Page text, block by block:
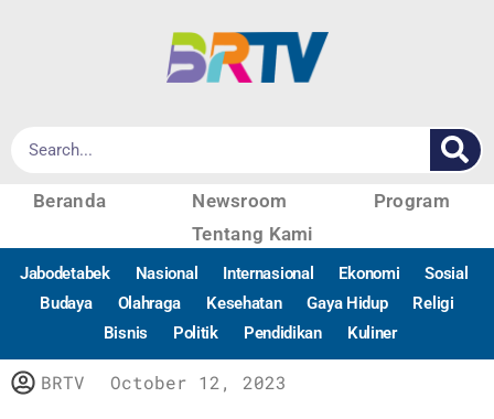
Beranda Newsroom
Program
Tentang Kami
Jabodetabek Nasional Internasional Ekonomi
Sosial
Budaya
Olahraga Kesehatan Gaya Hidup
Religi
Bisnis
Politik Pendidikan Kuliner
BRTV October 12, 2023